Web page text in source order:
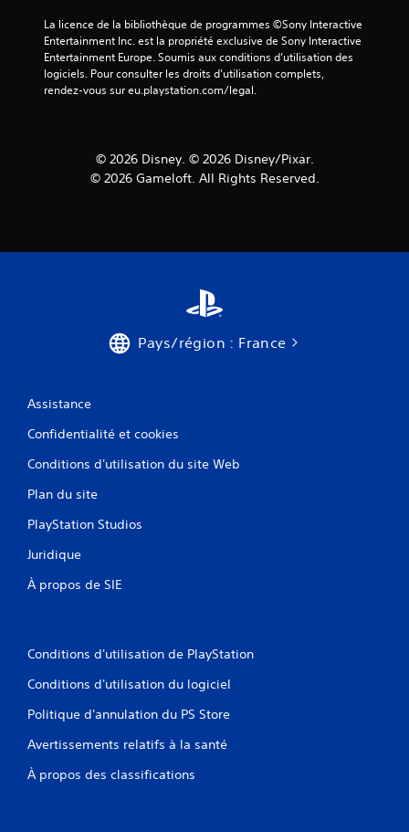
La licence de la bibliothèque de programmes ©Sony Interactive
Entertainment Inc. est la propriété exclusive de Sony Interactive
Entertainment Europe. Soumis aux conditions d’utilisation des
logiciels. Pour consulter les droits d’utilisation complets,
rendez-vous sur eu.playstation.com/legal.
© 2026 Disney. © 2026 Disney/Pixar.
© 2026 Gameloft. All Rights Reserved.
Pays/région : France
Assistance
Confidentialité et cookies
Conditions d'utilisation du site Web
Plan du site
PlayStation Studios
Juridique
À propos de SIE
Conditions d'utilisation de PlayStation
Conditions d'utilisation du logiciel
Politique d'annulation du PS Store
Avertissements relatifs à la santé
À propos des classifications